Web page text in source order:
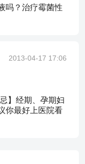
吗？治疗霉菌性
2013-04-17 17:06
】经期、孕期妇
你最好上医院看